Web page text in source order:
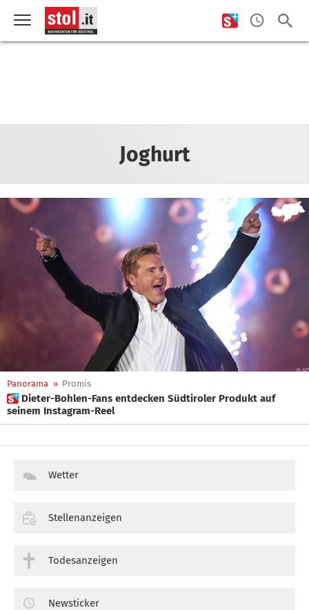
Joghurt
Panorama » Promis
 Dieter-Bohlen-Fans entdecken Südtiroler Produkt auf
seinem Instagram-Reel
Wetter
Stellenanzeigen
Todesanzeigen
Newsticker